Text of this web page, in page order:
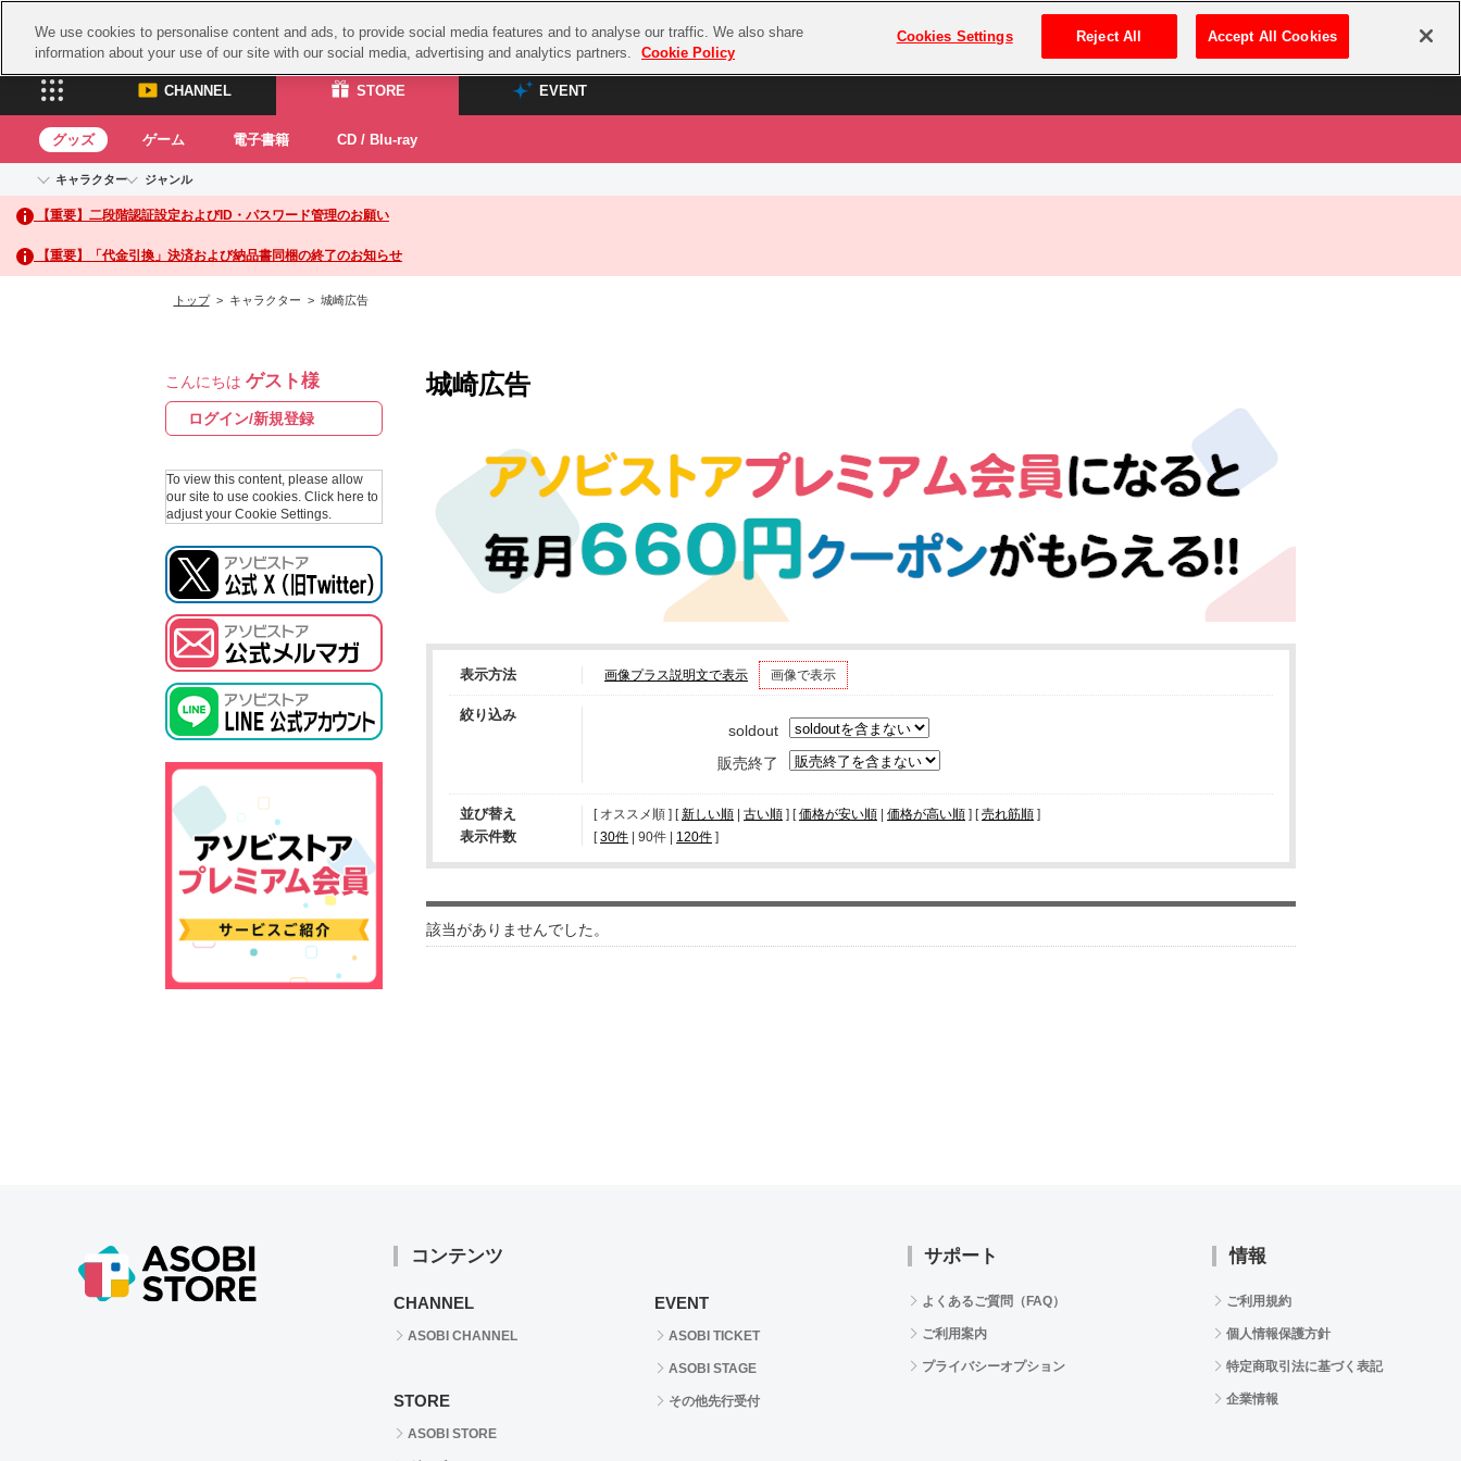
プレミアム会員とは ログイン・新規登録
CHANNEL STORE EVENT
CHANNEL
ASOBI CHANNEL TOP
STORE
ASOBI STORE TOP
グッズ
CD / Blu-ray
EVENT
ASOBI STAGE
グッズ ゲーム 電子書籍 CD / Blu-ray
キャラクター
アイドルマスターシリーズ
アイドルマスター
アイドルマスター シンデレラガールズ
アイドルマスター ミリオンライブ！
プロジェクトアイマス ヴイアライヴ
テイルズ オブ シリーズ
スサノオマジック
ドラゴンボール
ラブライブ！サンシャイン‼
ジャンル
イベントグッズ
トイ・ホビー
【重要】二段階認証設定およびID・パスワード管理のお願い
【重要】「代金引換」決済および納品書同梱の終了のお知らせ
トップ> キャラクター > 城崎広告
こんにちは ゲスト様
ログイン/新規登録
To view this content, please allow
our site to use cookies. Click here to
adjust your Cookie Settings.
城崎広告
表示方法 画像プラス説明文で表示 画像で表示
絞り込み
soldout
販売終了
並び替え [ オススメ順 ] [新しい順 | 古い順 ] [価格が安い順 | 価格が高い順 ] [売れ筋順 ]
表示件数 [ 30件 | 90件 | 120件 ]
該当がありませんでした。
コンテンツ
CHANNEL
ASOBI CHANNEL
STORE
ASOBI STORE
EVENT
ASOBI TICKET
ASOBI STAGE
その他先行受付
サポート
よくあるご質問（FAQ）
ご利用案内
プライバシーオプション
情報
ご利用規約
個人情報保護方針
特定商取引法に基づく表記
企業情報
We use cookies to personalise content and ads, to provide social media features and to analyse our traffic. We also share
information about your use of our site with our social media, advertising and analytics partners.
Cookie Policy
Cookies Settings Reject All Accept All Cookies